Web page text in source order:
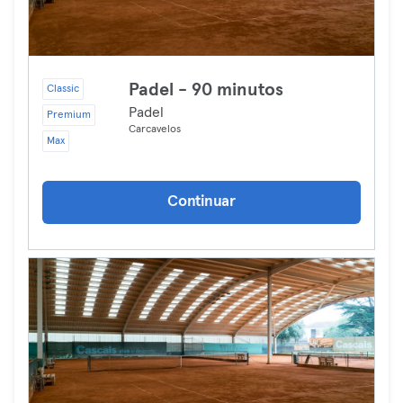
Classic
Premium
Max
Padel - 90 minutos
Padel
Carcavelos
Continuar